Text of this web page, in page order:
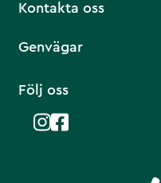
Kontakta oss
Genvägar
Följ oss